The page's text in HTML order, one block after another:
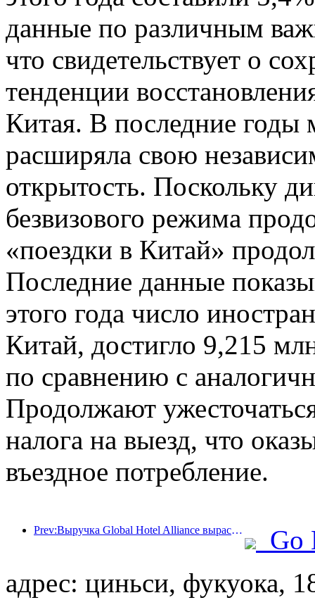
данные по различным
что свидетельствует о
тенденции
Китая. В последние годы
расширяла свою
открытость. Поскольку
безвизового режима
«поездки в Китай»
Последние данные
этого года число
Китай, достигло 9,215
по сравнению с
Продолжают
налога на выезд, что
въездное потребление.
Prev:Выручка Global Hotel Alliance вырастет на 15% в первом квартале 2025 года
Go
адрес: циньси, фукуока,